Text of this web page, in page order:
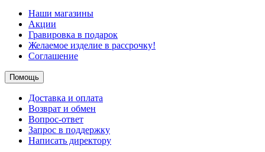
Наши магазины
Акции
Гравировка в подарок
Желаемое изделие в рассрочку!
Соглашение
Помощь
Доставка и оплата
Возврат и обмен
Вопрос-ответ
Запрос в поддержку
Написать директору